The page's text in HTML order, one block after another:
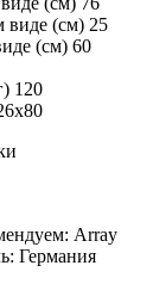
(см) 25
(см) 60
120
Array
Германия